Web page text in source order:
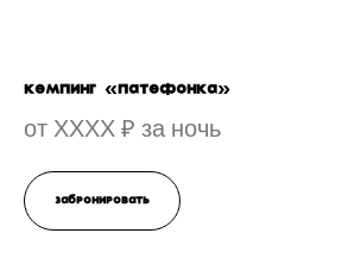
КЕМПИНГ «ПАТЕФОНКА»
от ХХХХ ₽ за ночь
Забронировать